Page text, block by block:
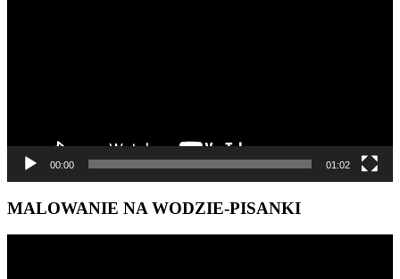
00:00 01:02
MALOWANIE NA WODZIE-PISANKI